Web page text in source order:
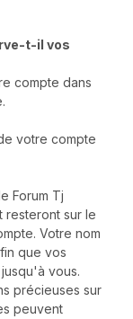
t-il vos
compte dans
votre compte
Forum Tj
sur le
Votre nom
que vos
vous.
précieuses sur
peuvent